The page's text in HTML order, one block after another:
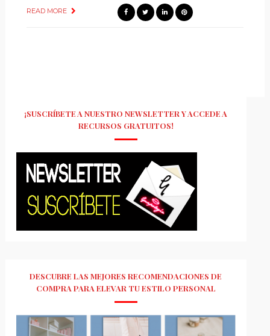
READ MORE
¡SUSCRÍBETE A NUESTRO NEWSLETTER Y ACCEDE A
RECURSOS GRATUITOS!
DESCUBRE LAS MEJORES RECOMENDACIONES DE
COMPRA PARA ELEVAR TU ESTILO PERSONAL